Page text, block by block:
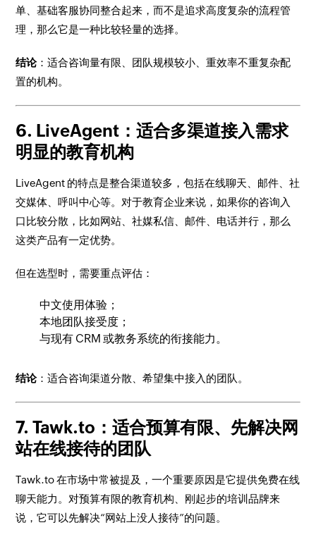
单、基础客服协同整合起来，而不是追求高度复杂的流程管
理，那么它是一种比较轻量的选择。
结论：适合咨询量有限、团队规模较小、重效率不重复杂配
置的机构。
6. LiveAgent：适合多渠道接入需求
明显的教育机构
LiveAgent 的特点是整合渠道较多，包括在线聊天、邮件、社
交媒体、呼叫中心等。对于教育企业来说，如果你的咨询入
口比较分散，比如网站、社媒私信、邮件、电话并行，那么
这类产品有一定优势。
但在选型时，需要重点评估：
中文使用体验；
本地团队接受度；
与现有 CRM 或教务系统的衔接能力。
结论：适合咨询渠道分散、希望集中接入的团队。
7. Tawk.to：适合预算有限、先解决网
站在线接待的团队
Tawk.to 在市场中常被提及，一个重要原因是它提供免费在线
聊天能力。对预算有限的教育机构、刚起步的培训品牌来
说，它可以先解决“网站上没人接待”的问题。